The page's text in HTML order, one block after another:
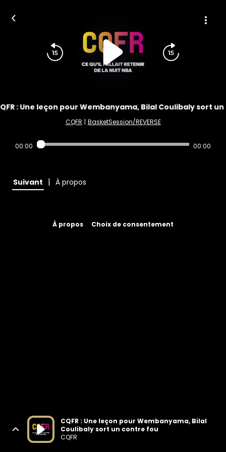
: Une leçon pour Wembanyama, Bilal Coulibaly sort
CQFR | BasketSession/REVERSE
00:00 00:00
Suivant | À propos
À propos Choix de consentement
CQFR : Une leçon pour Wembanyama, Bilal
Coulibaly sort un contre fou
CQFR